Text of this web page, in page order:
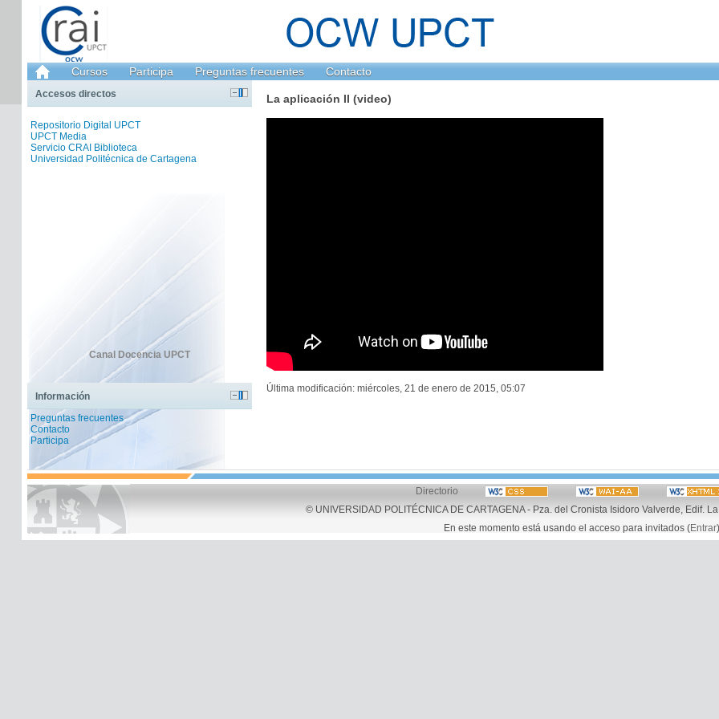
Cursos Participa Preguntas frecuentes Contacto
La aplicación II (video)
Última modificación: miércoles, 21 de enero de 2015, 05:07
Accesos directos
Repositorio Digital UPCT
UPCT Media
Servicio CRAI Biblioteca
Universidad Politécnica de Cartagena
Canal Docencia UPCT
Información
Preguntas frecuentes
Contacto
Participa
Directorio
© UNIVERSIDAD POLITÉCNICA DE CARTAGENA - Pza. del Cronista Isidoro Valverde, Edif.
En este momento está usando el acceso para invitados (Entrar)